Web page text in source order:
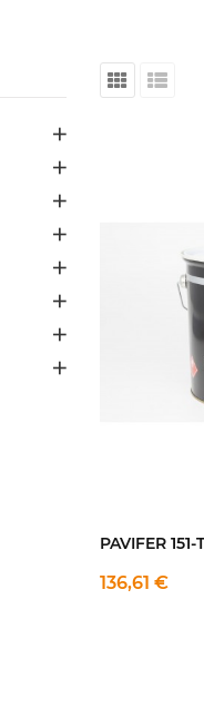
PAVIFER
136,61 €